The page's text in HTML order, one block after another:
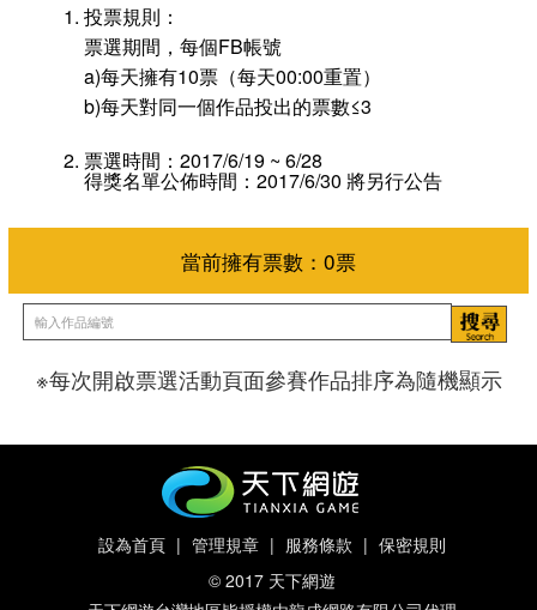
投票規則：
票選期間，每個FB帳號
a)每天擁有10票（每天00:00重置）
b)每天對同一個作品投出的票數≤3
票選時間：2017/6/19 ~ 6/28
得獎名單公佈時間：2017/6/30 將另行公告
當前擁有票數：
※每次開啟票選活動頁面參賽作品排序為隨機顯示
設為首頁 | 管理規章 | 服務條款 | 保密規則
© 2017 天下網遊